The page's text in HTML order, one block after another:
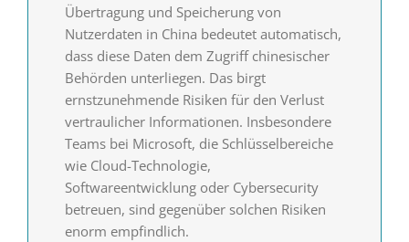
Übertragung und Speicherung von
Nutzerdaten in China bedeutet automatisch,
dass diese Daten dem Zugriff chinesischer
Behörden unterliegen. Das birgt
ernstzunehmende Risiken für den Verlust
vertraulicher Informationen. Insbesondere
Teams bei Microsoft, die Schlüsselbereiche
wie Cloud-Technologie,
Softwareentwicklung oder Cybersecurity
betreuen, sind gegenüber solchen Risiken
enorm empfindlich.